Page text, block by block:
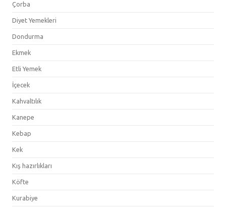
Çorba
Diyet Yemekleri
Dondurma
Ekmek
Etli Yemek
İçecek
Kahvaltılık
Kanepe
Kebap
Kek
Kış hazırlıkları
Köfte
Kurabiye